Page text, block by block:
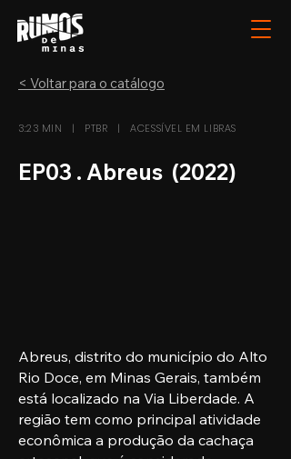
< Voltar para o catálogo
3:23 MIN | PTBR | ACESSÍVEL EM LIBRAS
EP03 . Abreus (2022)
Abreus, distrito do município do Alto
Rio Doce, em Minas Gerais, também
está localizado na Via Liberdade. A
região tem como principal atividade
econômica a produção da cachaça